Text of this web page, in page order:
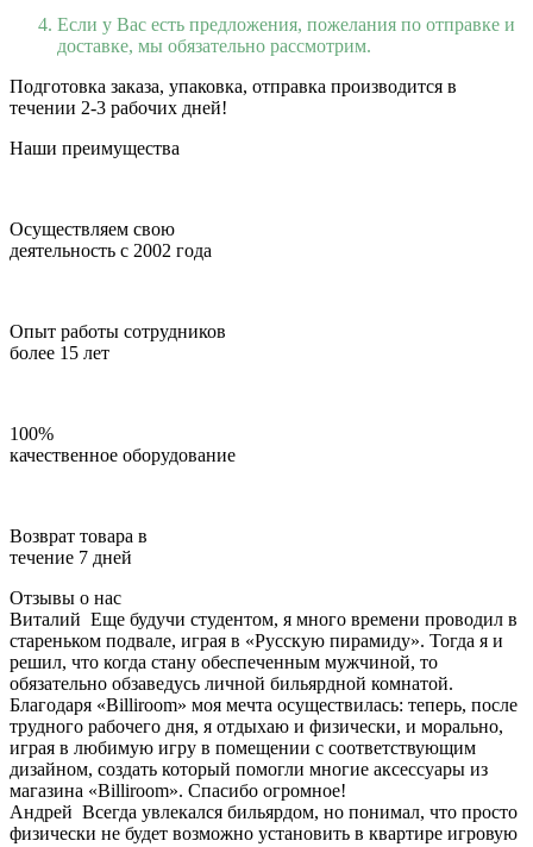
Если у Вас есть предложения, пожелания по отправке и
доставке, мы обязательно рассмотрим.
Подготовка заказа, упаковка, отправка производится в
течении 2-3 рабочих дней!
Наши преимущества
Осуществляем свою
деятельность с 2002 года
Опыт работы сотрудников
более 15 лет
100%
качественное оборудование
Возврат товара в
течение 7 дней
Отзывы о нас
Виталий Еще будучи студентом, я много времени проводил в
стареньком подвале, играя в «Русскую пирамиду». Тогда я и
решил, что когда стану обеспеченным мужчиной, то
обязательно обзаведусь личной бильярдной комнатой.
Благодаря «Billiroom» моя мечта осуществилась: теперь, после
трудного рабочего дня, я отдыхаю и физически, и морально,
играя в любимую игру в помещении с соответствующим
дизайном, создать который помогли многие аксессуары из
магазина «Billiroom». Спасибо огромное!
Андрей Всегда увлекался бильярдом, но понимал, что просто
физически не будет возможно установить в квартире игровую